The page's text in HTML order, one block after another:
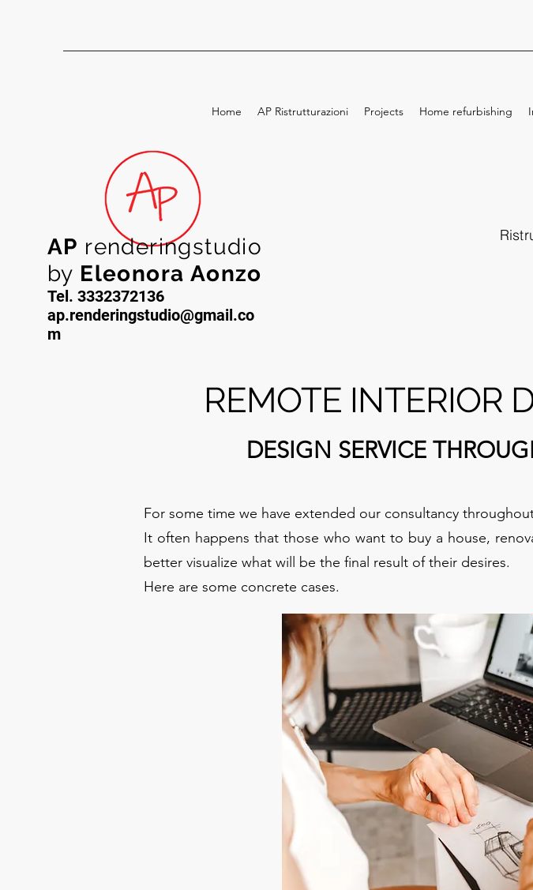
AP renderingstudio
by Eleonora Aonzo
Tel. 3332372136
ap.renderingstudio@gmail.co
m
Home AP Ristrutturazioni Projects Home refurbishing
REMOTE INTERIOR
DESIGN SERVICE
For some time we have extended our consultancy
It often happens that those who want to buy a house,
better visualize what will be the final result of their desires.
Here are some concrete cases.